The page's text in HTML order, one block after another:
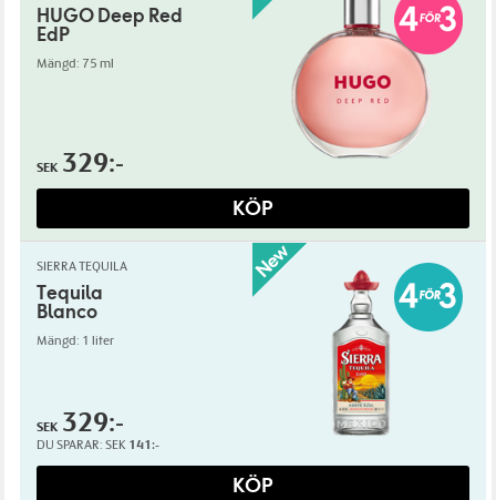
HUGO Deep Red
EdP
Mängd: 75 ml
SEK 329:-
KÖP
SIERRA TEQUILA
Tequila
Blanco
Mängd: 1 liter
SEK 329:-
DU SPARAR: SEK 141:-
KÖP